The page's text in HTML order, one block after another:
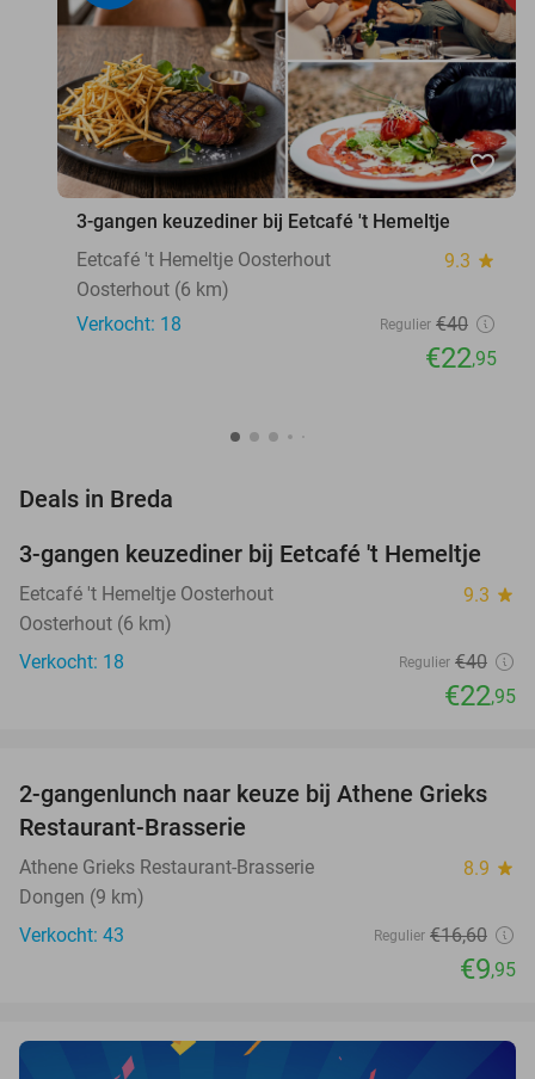
favorite_border
3-gangen keuzediner bij Eetcafé 't Hemeltje
Eetcafé 't Hemeltje Oosterhout
9.3 star
Oosterhout (6 km)
Verkocht: 18
Regulier €40
€22,95
Deals in Breda
43%
NEW
TODAY
3-gangen keuzediner bij Eetcafé 't Hemeltje
Eetcafé 't Hemeltje Oosterhout 9.3 star
Oosterhout (6 km)
Verkocht: 18
Regulier €40
€22,95
40%
NEW
TODAY
2-gangenlunch naar keuze bij Athene Grieks
Restaurant-Brasserie
Athene Grieks Restaurant-Brasserie 8.9 star
Dongen (9 km)
Verkocht: 43
Regulier €16,60
€9,95